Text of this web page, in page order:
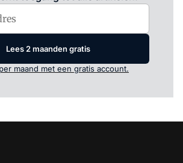
Lees 2 maanden gratis
maand met een gratis account.